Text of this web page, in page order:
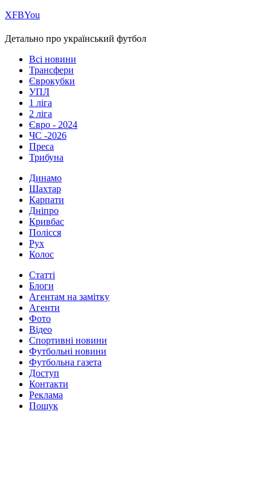
ХFBYou
Детально про український футбол
Всі новини
Трансфери
Єврокубки
УПЛ
1 ліга
2 ліга
Євро - 2024
ЧС -2026
Преса
Трибуна
Динамо
Шахтар
Карпати
Дніпро
Кривбас
Полісся
Рух
Колос
Статті
Блоги
Агентам на замітку
Агенти
Фото
Відео
Спортивні новини
Футбольні новини
Футбольна газета
Доступ
Контакти
Реклама
Пошук